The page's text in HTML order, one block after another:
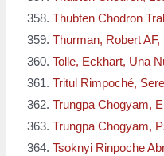
Thubten Chodron
Thurman, Robert
Tolle, Eckhart, Una
Tritul Rimpoché,
Trungpa Chogyam,
Trungpa Chogyam,
Tsoknyi Rinpoche